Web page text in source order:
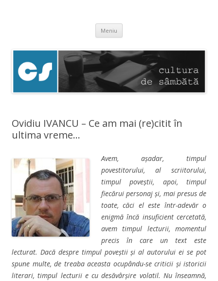
Meniu
Ovidiu IVANCU – Ce am mai (re)citit în
ultima vreme…
Avem, așadar, timpul
povestitorului, al scriitorului,
timpul poveștii, apoi, timpul
fiecărui personaj și, mai presus de
toate, căci el este într-adevăr o
enigmă încă insuficient cercetată,
avem timpul lecturii, momentul
precis în care un text este
lecturat. Dacă despre timpul poveștii și al autorului ei se pot
spune multe, de treaba aceasta ocupându-se criticii și istoricii
literari, timpul lecturii e cu desăvârșire volatil. Nu înseamnă,